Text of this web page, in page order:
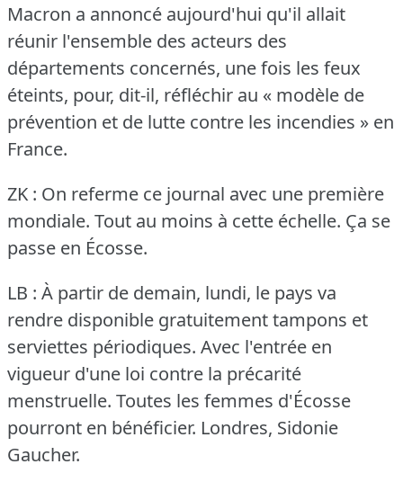
Macron a annoncé aujourd'hui qu'il allait
réunir l'ensemble des acteurs des
départements concernés, une fois les feux
éteints, pour, dit-il, réfléchir au « modèle de
prévention et de lutte contre les incendies » en
France.
ZK : On referme ce journal avec une première
mondiale. Tout au moins à cette échelle. Ça se
passe en Écosse.
LB : À partir de demain, lundi, le pays va
rendre disponible gratuitement tampons et
serviettes périodiques. Avec l'entrée en
vigueur d'une loi contre la précarité
menstruelle. Toutes les femmes d'Écosse
pourront en bénéficier. Londres, Sidonie
Gaucher.